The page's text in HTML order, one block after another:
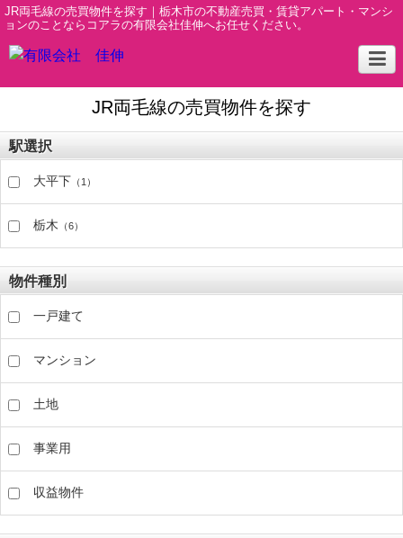
JR両毛線の売買物件を探す｜栃木市の不動産売買・賃貸アパート・マンシ
ョンのことならコアラの有限会社佳伸へお任せください。
JR両毛線の売買物件を探す
駅選択
大平下 （1）
栃木 （6）
物件種別
一戸建て
マンション
土地
事業用
収益物件